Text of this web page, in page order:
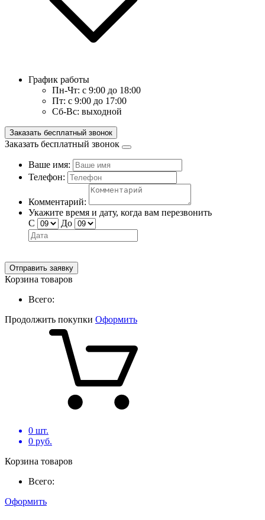
График работы
Пн-Чт: с 9:00 до 18:00
Пт: с 9:00 до 17:00
Сб-Вс: выходной
Заказать бесплатный звонок
Заказать бесплатный звонок
Ваше имя:
Телефон:
Комментарий:
Укажите время и дату, когда вам перезвонить
С
До
Отправить заявку
Корзина товаров
Всего:
Продолжить покупки Оформить
0 шт.
0 руб.
Корзина товаров
Всего:
Оформить